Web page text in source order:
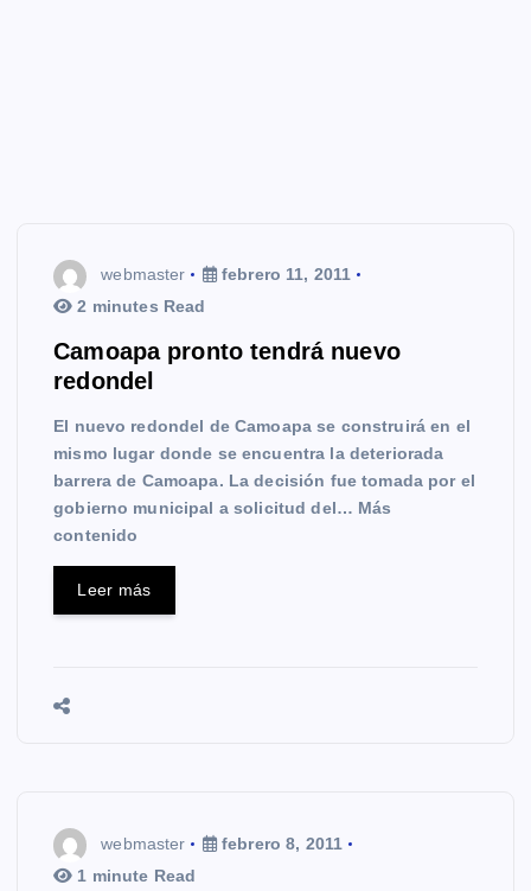
webmaster
febrero 11, 2011
2 minutes Read
Camoapa pronto tendrá nuevo
redondel
El nuevo redondel de Camoapa se construirá en el
mismo lugar donde se encuentra la deteriorada
barrera de Camoapa. La decisión fue tomada por el
gobierno municipal a solicitud del… Más
contenido
Leer más
webmaster
febrero 8, 2011
1 minute Read